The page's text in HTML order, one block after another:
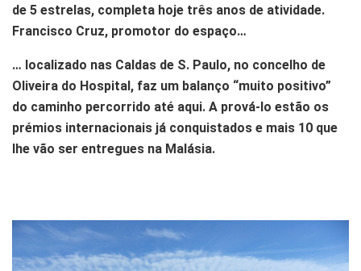
de 5 estrelas, completa hoje três anos de atividade.
Francisco Cruz, promotor do espaço…
… localizado nas Caldas de S. Paulo, no concelho de
Oliveira do Hospital, faz um balanço “muito positivo”
do caminho percorrido até aqui. A prová-lo estão os
prémios internacionais já conquistados e mais 10 que
lhe vão ser entregues na Malásia.